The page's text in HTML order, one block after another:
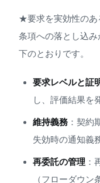
★要求を実効性のあ
条項への落とし込
下のとおりです。
要求レベルと証
し、評価結果を
維持義務 ：契約
失効時の通知義
再委託の管理 ：
（フローダウン